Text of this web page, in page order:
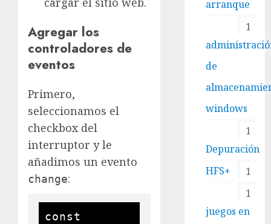
Agregar los
controladores de
eventos
Primero,
seleccionamos el
checkbox del
interruptor y le
añadimos un evento
change:
const
arranque
1
de
windows
1
Depuración
1
HFS+
1
juegos en